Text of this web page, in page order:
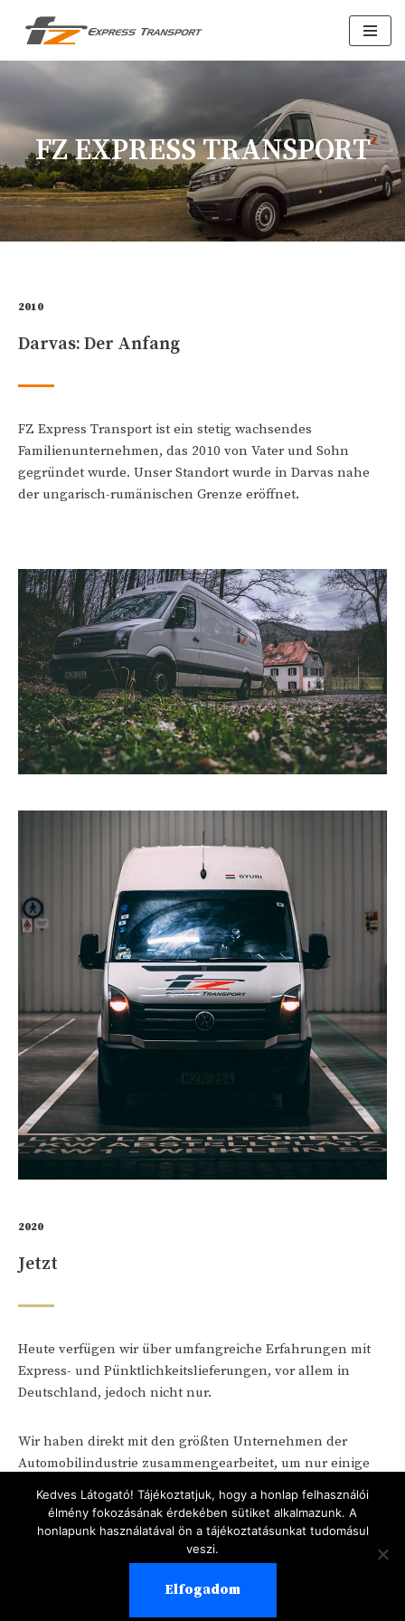
Zum
Inhalt
springen
FZ EXPRESS TRANSPORT
2010
Darvas: Der Anfang
FZ Express Transport ist ein stetig wachsendes
Familienunternehmen, das 2010 von Vater und Sohn
gegründet wurde. Unser Standort wurde in Darvas nahe
der ungarisch-rumänischen Grenze eröffnet.
2020
Jetzt
Heute verfügen wir über umfangreiche Erfahrungen mit
Express- und Pünktlichkeitslieferungen, vor allem in
Deutschland, jedoch nicht nur.
Wir haben direkt mit den größten Unternehmen der
Automobilindustrie zusammengearbeitet, um nur einige
zu nennen: Bosch, Volkswagen Group, BMW, Mercedes-
Benz usw.
Design by Red Fly Design| Copyright 2020
Kedves Látogató! Tájékoztatjuk, hogy a honlap felhasználói
élmény fokozásának érdekében sütiket alkalmazunk. A
honlapunk használatával ön a tájékoztatásunkat tudomásul
veszi.
Elfogadom